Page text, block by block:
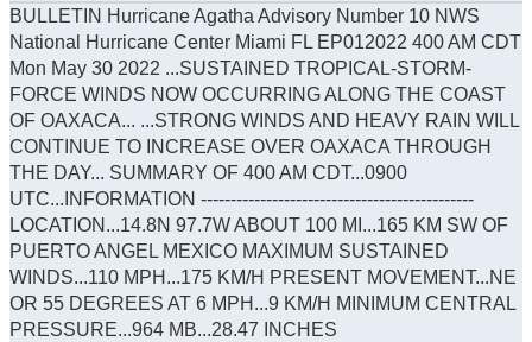
BULLETIN Hurricane Agatha Advisory Number 10 NWS
National Hurricane Center Miami FL EP012022 400 AM CDT
Mon May 30 2022 ...SUSTAINED TROPICAL-STORM-
FORCE WINDS NOW OCCURRING ALONG THE COAST
OF OAXACA... ...STRONG WINDS AND HEAVY RAIN WILL
CONTINUE TO INCREASE OVER OAXACA THROUGH
THE DAY... SUMMARY OF 400 AM CDT...0900
UTC...INFORMATION ----------------------------------------------
LOCATION...14.8N 97.7W ABOUT 100 MI...165 KM SW OF
PUERTO ANGEL MEXICO MAXIMUM SUSTAINED
WINDS...110 MPH...175 KM/H PRESENT MOVEMENT...NE
OR 55 DEGREES AT 6 MPH...9 KM/H MINIMUM CENTRAL
PRESSURE...964 MB...28.47 INCHES